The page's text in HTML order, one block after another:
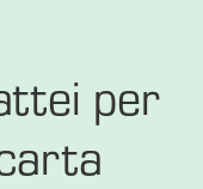
per